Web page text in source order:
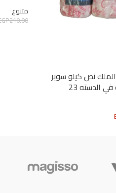
نص كيلو سوبر
الدسته 23
متنوع
210.00